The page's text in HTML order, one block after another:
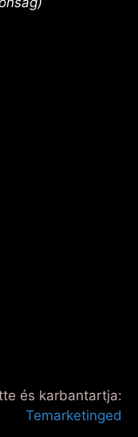
és karbantartja:
Temarketinged